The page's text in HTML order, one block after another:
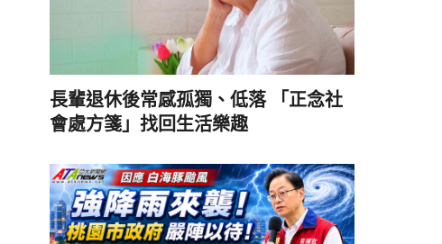
長輩退休後常感孤獨、低落 「正念社
會處方箋」找回生活樂趣